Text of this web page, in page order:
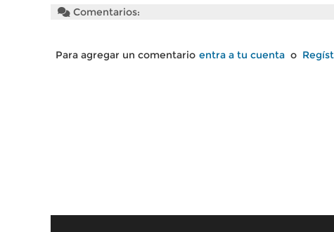
Comentarios:
Para agregar un comentario entra a tu cuenta o